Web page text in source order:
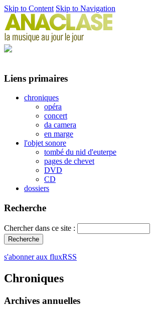
Skip to Content Skip to Navigation
Liens primaires
chroniques
opéra
concert
da camera
en marge
l'objet sonore
tombé du nid d'euterpe
pages de chevet
DVD
CD
dossiers
Recherche
Chercher dans ce site :
s'abonner aux fluxRSS
Chroniques
Archives annuelles